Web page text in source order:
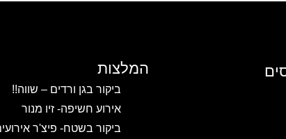
המלצות
ביקור בגן ורדים – שווה!!
אירוע חשיפה- זיו מנור
ביקור בשטח- פיצ'ר